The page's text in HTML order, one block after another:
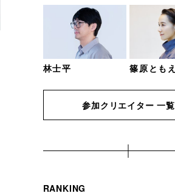
林士平 篠原ともえ
参加クリエイター 一覧
RANKING